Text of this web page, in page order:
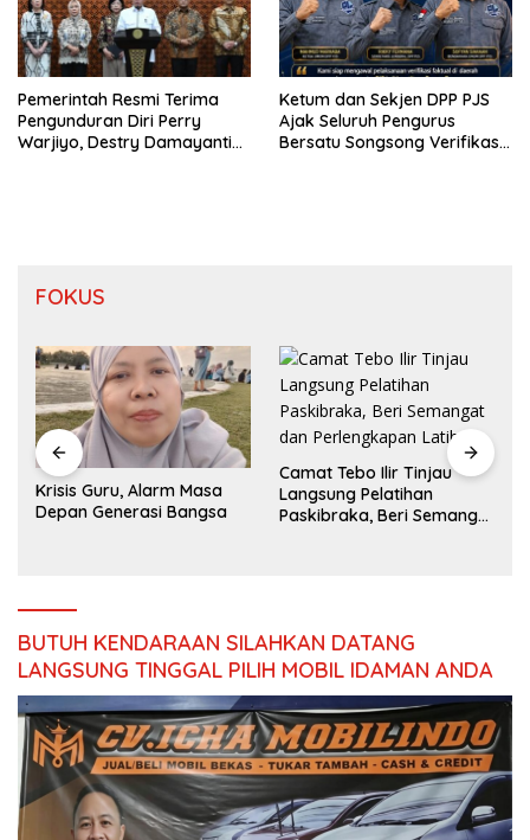
Pemerintah Resmi Terima
Pengunduran Diri Perry
Warjiyo, Destry Damayanti
Ketum dan Sekjen DPP PJS
Ajak Seluruh Pengurus
Bersatu Songsong Verifikasi
FOKUS
Krisis Guru, Alarm Masa
Depan Generasi Bangsa
Camat Tebo Ilir Tinjau
Langsung Pelatihan
Paskibraka, Beri Semangat
BUTUH KENDARAAN SILAHKAN DATANG
LANGSUNG TINGGAL PILIH MOBIL IDAMAN ANDA